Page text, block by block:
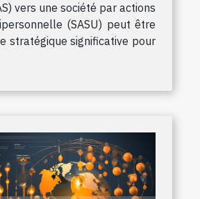
vers une société par actions
(SASU) peut être
stratégique significative pour